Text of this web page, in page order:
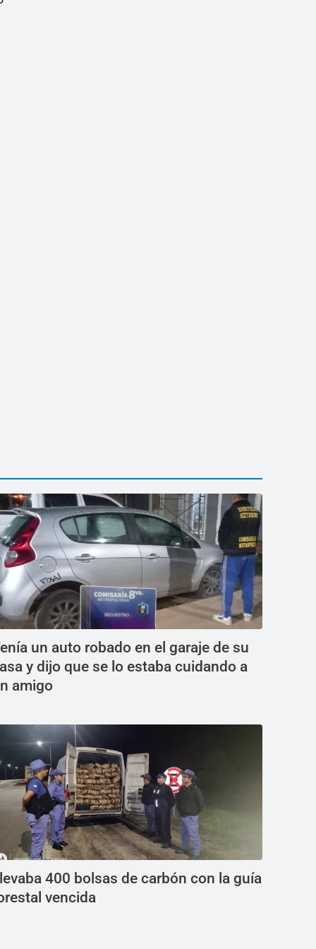
un auto robado en el garaje de su
y dijo que se lo estaba cuidando a
amigo
400 bolsas de carbón con la guía
vencida